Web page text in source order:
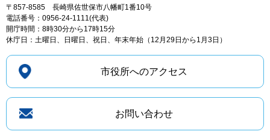
〒857-8585 長崎県佐世保市八幡町1番10号
電話番号：0956-24-1111(代表)
開庁時間：8時30分から17時15分
休庁日：土曜日、日曜日、祝日、年末年始（12月29日から1月3日）
市役所へのアクセス
お問い合わせ